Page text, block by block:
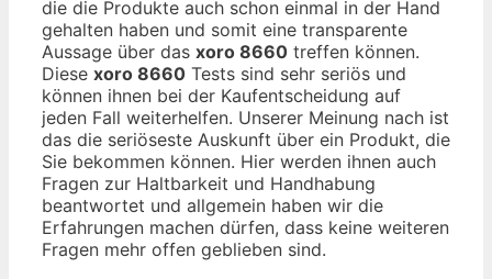
die die Produkte auch schon einmal in der Hand
gehalten haben und somit eine transparente
Aussage über das xoro 8660 treffen können.
Diese xoro 8660 Tests sind sehr seriös und
können ihnen bei der Kaufentscheidung auf
jeden Fall weiterhelfen. Unserer Meinung nach ist
das die seriöseste Auskunft über ein Produkt, die
Sie bekommen können. Hier werden ihnen auch
Fragen zur Haltbarkeit und Handhabung
beantwortet und allgemein haben wir die
Erfahrungen machen dürfen, dass keine weiteren
Fragen mehr offen geblieben sind.